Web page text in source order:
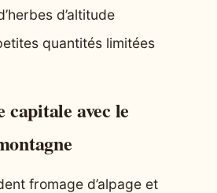
d’altitude
quantités limitées
avec le
fromage d’alpage et